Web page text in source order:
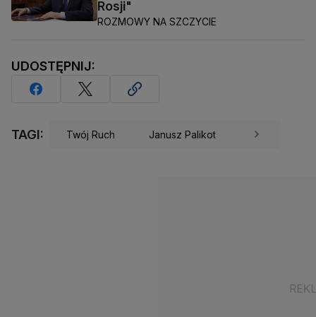
Rosji"
ROZMOWY NA SZCZYCIE
UDOSTĘPNIJ:
TAGI: Twój Ruch Janusz Palikot